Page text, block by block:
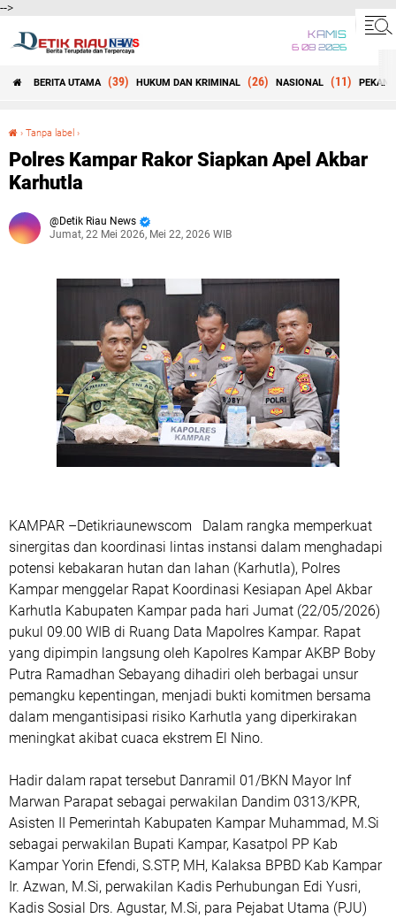
-->
KAMIS
6 08 2026
BERITA UTAMA (39) HUKUM DAN KRIMINAL (26) NASIONAL (11)
› Tanpa label ›
Polres Kampar Rakor Siapkan Apel Akbar
Karhutla
Detik Riau News
Jumat, 22 Mei 2026, Mei 22, 2026 WIB
KAMPAR –Detikriaunewscom Dalam rangka memperkuat
sinergitas dan koordinasi lintas instansi dalam menghadapi
potensi kebakaran hutan dan lahan (Karhutla), Polres
Kampar menggelar Rapat Koordinasi Kesiapan Apel Akbar
Karhutla Kabupaten Kampar pada hari Jumat (22/05/2026)
pukul 09.00 WIB di Ruang Data Mapolres Kampar. Rapat
yang dipimpin langsung oleh Kapolres Kampar AKBP Boby
Putra Ramadhan Sebayang dihadiri oleh berbagai unsur
pemangku kepentingan, menjadi bukti komitmen bersama
dalam mengantisipasi risiko Karhutla yang diperkirakan
meningkat akibat cuaca ekstrem El Nino.
Hadir dalam rapat tersebut Danramil 01/BKN Mayor Inf
Marwan Parapat sebagai perwakilan Dandim 0313/KPR,
Asisten II Pemerintah Kabupaten Kampar Muhammad, M.Si
sebagai perwakilan Bupati Kampar, Kasatpol PP Kab
Kampar Yorin Efendi, S.STP, MH, Kalaksa BPBD Kab Kampar
Ir. Azwan, M.Si, perwakilan Kadis Perhubungan Edi Yusri,
Kadis Sosial Drs. Agustar, M.Si, para Pejabat Utama (PJU)